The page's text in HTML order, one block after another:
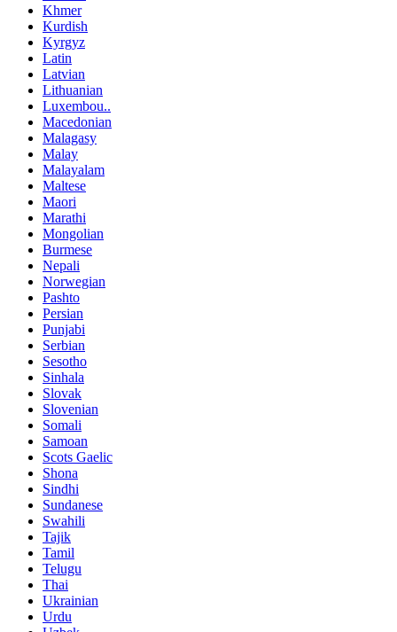
Khmer
Kurdish
Kyrgyz
Latin
Latvian
Lithuanian
Luxembou..
Macedonian
Malagasy
Malay
Malayalam
Maltese
Maori
Marathi
Mongolian
Burmese
Nepali
Norwegian
Pashto
Persian
Punjabi
Serbian
Sesotho
Sinhala
Slovak
Slovenian
Somali
Samoan
Scots Gaelic
Shona
Sindhi
Sundanese
Swahili
Tajik
Tamil
Telugu
Thai
Ukrainian
Urdu